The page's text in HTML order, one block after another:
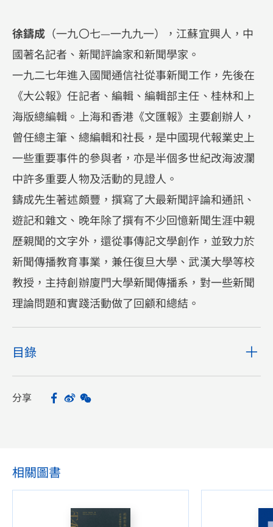
徐鑄成 （一九〇七—一九九一），江蘇宜興人，中
國著名記者、新聞評論家和新聞學家。
一九二七年進入國聞通信社從事新聞工作，先後在
《大公報》任記者、編輯、編輯部主任、桂林和上
海版總編輯。上海和香港《文匯報》主要創辦人，
曾任總主筆、總編輯和社長，是中國現代報業史上
一些重要事件的參與者，亦是半個多世紀改海波瀾
中許多重要人物及活動的見證人。
鑄成先生著述頗豐，撰寫了大最新聞評論和通訊、
遊記和雜文、晚年除了撰有不少回憶新聞生涯中親
歷親聞的文字外，還從事傳記文學創作，並致力於
新聞傳播教育事業，兼任復旦大學、武漢大學等校
教授，主持創辦廈門大學新聞傳播系，對一些新聞
理論問題和實踐活動做了回顧和總結。
目錄
分享 Facebook
Sina Weibo
WeChat
相關圖書